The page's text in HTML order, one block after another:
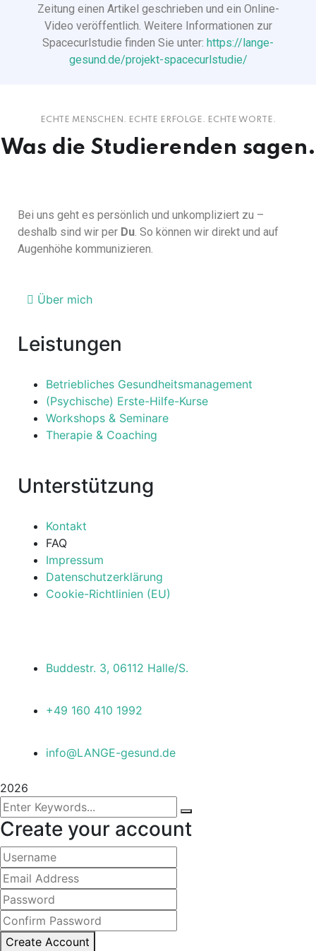
Zeitung einen Artikel geschrieben und ein Online-
Video veröffentlich. Weitere Informationen zur
Spacecurlstudie finden Sie unter: https://lange-
gesund.de/projekt-spacecurlstudie/
ECHTE MENSCHEN. ECHTE ERFOLGE. ECHTE WORTE.
Was die Studierenden sagen.
Bei uns geht es persönlich und unkompliziert zu –
deshalb sind wir per Du . So können wir direkt und auf
Augenhöhe kommunizieren.
Über mich
Leistungen
Betriebliches Gesundheitsmanagement
(Psychische) Erste-Hilfe-Kurse
Workshops & Seminare
Therapie & Coaching
Unterstützung
Kontakt
FAQ
Impressum
Datenschutzerklärung
Cookie-Richtlinien (EU)
Buddestr. 3, 06112 Halle/S.
+49 160 410 1992
info@LANGE-gesund.de
2026
Create your account
Create Account